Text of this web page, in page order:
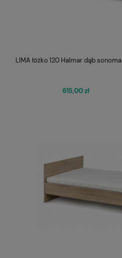
LIMA łóżko 120 Halmar dąb sonoma
615,00 zł